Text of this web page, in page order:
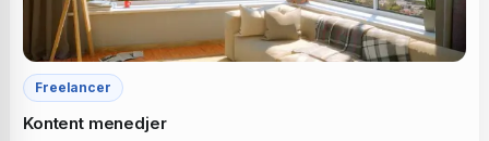
Freelancer
Kontent menedjer